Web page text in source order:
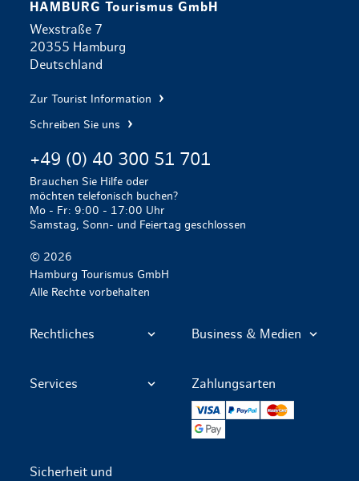
HAMBURG Tourismus GmbH
Wexstraße 7
20355 Hamburg
Deutschland
Zur Tourist Information
Schreiben Sie uns
+49 (0) 40 300 51 701
Brauchen Sie Hilfe oder
möchten telefonisch buchen?
Mo - Fr: 9:00 - 17:00 Uhr
Samstag, Sonn- und Feiertag geschlossen
© 2026
Hamburg Tourismus GmbH
Alle Rechte vorbehalten
Rechtliches Business & Medien
Services Zahlungsarten
PayPal
Sicherheit und